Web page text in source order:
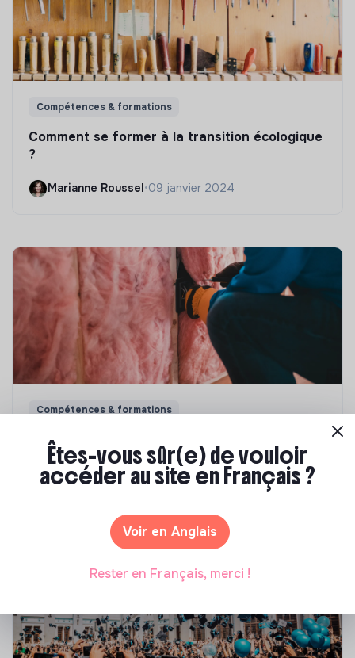
Compétences & formations
Comment se former à la transition écologique
?
Marianne Roussel •09 janvier 2024
Compétences & formations
Top 8 des formations en rénovation
énergétique des bâtiments
Êtes-vous sûr(e) de vouloir
accéder au site en Français ?
Voir en Anglais
Rester en Français, merci !